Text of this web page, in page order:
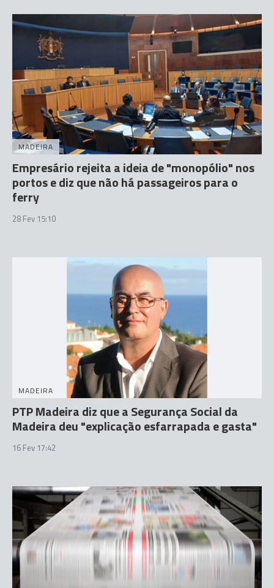
MADEIRA
Empresário rejeita a ideia de "monopólio" nos
portos e diz que não há passageiros para o
ferry
28 Fev 15:10
MADEIRA
PTP Madeira diz que a Segurança Social da
Madeira deu "explicação esfarrapada e gasta"
16 Fev 17:42